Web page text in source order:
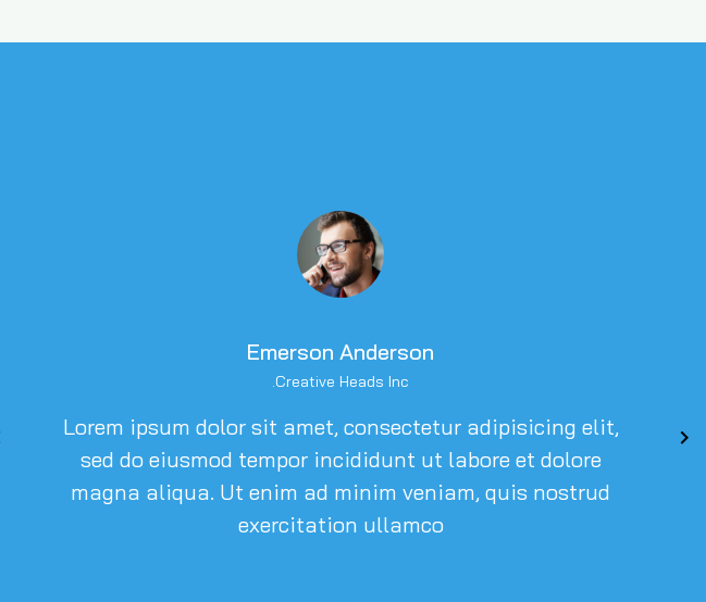
Emerson Anderson
Creative Heads Inc.
Lorem ipsum dolor sit amet, consectetur adipisicing elit,
sed do eiusmod tempor incididunt ut labore et dolore
magna aliqua. Ut enim ad minim veniam, quis nostrud
exercitation ullamco